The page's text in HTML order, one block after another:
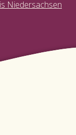
Niedersachsen